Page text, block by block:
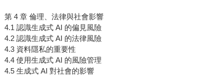
第 4 章 倫理、法律與社會影響
4.1 認識生成式 AI 的偏見風險
4.2 認識生成式 AI 的法律風險
4.3 資料隱私的重要性
4.4 使用生成式 AI 的風險管理
4.5 生成式 AI 對社會的影響